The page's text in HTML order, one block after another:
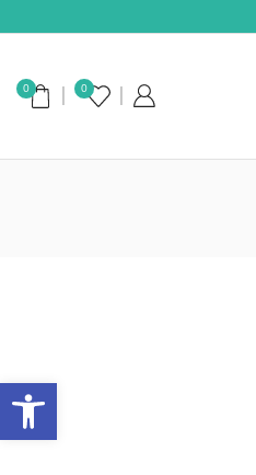
פתח
0
0